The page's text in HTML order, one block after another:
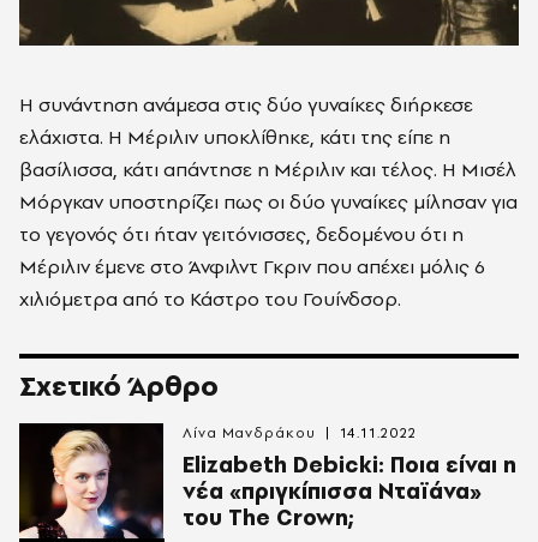
Η συνάντηση ανάμεσα στις δύο γυναίκες διήρκεσε
ελάχιστα. Η Μέριλιν υποκλίθηκε, κάτι της είπε η
βασίλισσα, κάτι απάντησε η Μέριλιν και τέλος. Η Μισέλ
Μόργκαν υποστηρίζει πως οι δύο γυναίκες μίλησαν για
το γεγονός ότι ήταν γειτόνισσες, δεδομένου ότι η
Μέριλιν έμενε στο Άνφιλντ Γκριν που απέχει μόλις 6
χιλιόμετρα από το Κάστρο του Γουίνδσορ.
Σχετικό Άρθρο
Elizabeth Debicki: Ποια είναι η
νέα «πριγκίπισσα Νταϊάνα»
του The Crown;
Λίνα Μανδράκου 14.11.2022